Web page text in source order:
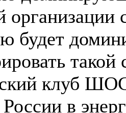
будет
клуб
в